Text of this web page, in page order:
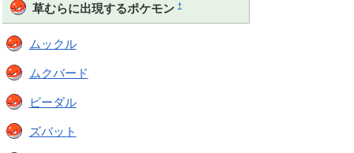
草むらに出現するポケモン †
ムックル
ムクバード
ビーダル
ズバット